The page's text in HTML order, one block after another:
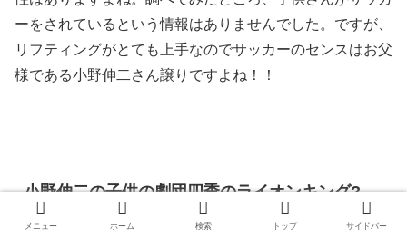
ーをされているという情報はありませんでした。ですが、
リフティングがとても上手なのでサッカーのセンスはお父
様である小野伸二さん譲りですよね！！
小野伸二の子供の劇団四季のライオンキング?
メニュー ホーム 検索 トップ サイドバー